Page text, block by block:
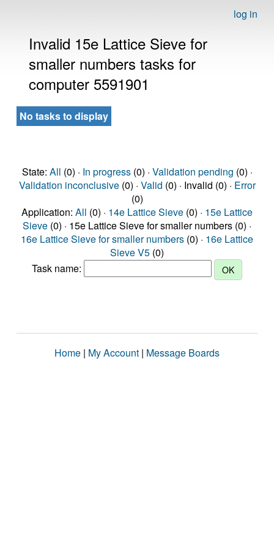
log in
Invalid 15e Lattice Sieve for
smaller numbers tasks for
computer 5591901
No tasks to display
State: All (0) · In progress(0) · Validation pending (0) ·
Validation inconclusive(0) · Valid (0) · Invalid (0) · Error
(0)
Application: All (0) · 14e Lattice Sieve (0) · 15e Lattice
Sieve (0) · 15e Lattice Sieve for smaller numbers (0) ·
16e Lattice Sieve for smaller numbers (0) · 16e Lattice
Sieve V5 (0)
Task name:
Home | My Account | Message Boards